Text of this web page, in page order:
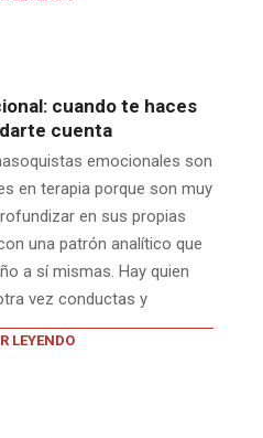
cuando te haces
cuenta
emocionales son
en terapia porque son muy
en sus propias
una patrón analítico que
a sí mismas. Hay quien
vez conductas y
LEYENDO